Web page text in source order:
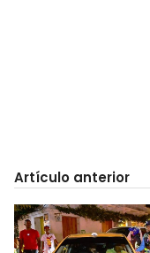
Artículo anterior